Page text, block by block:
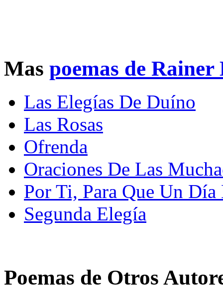
Mas poemas de
Las Elegías De Duíno
Las Rosas
Ofrenda
Oraciones De Las
Por Ti, Para Que Un Día
Segunda Elegía
Poemas de Otros